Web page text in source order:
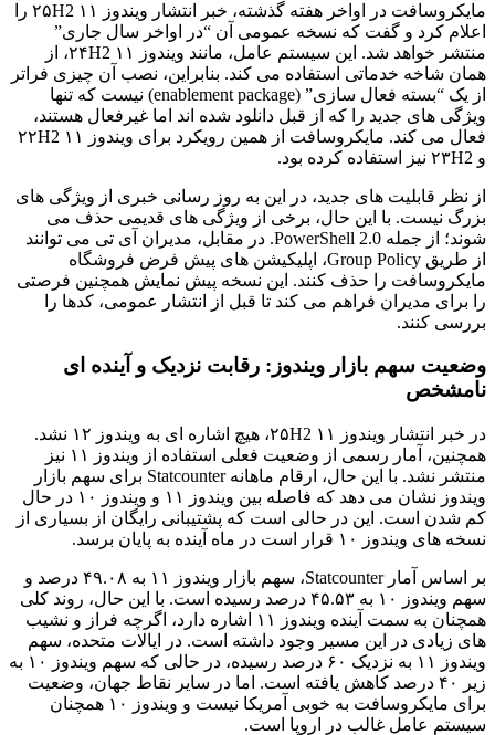
مایکروسافت در اواخر هفته گذشته، خبر انتشار ویندوز ۱۱ ۲۵H2 را
اعلام کرد و گفت که نسخه عمومی آن “در اواخر سال جاری”
منتشر خواهد شد. این سیستم عامل، مانند ویندوز ۱۱ ۲۴H2، از
همان شاخه خدماتی استفاده می کند. بنابراین، نصب آن چیزی فراتر
از یک “بسته فعال سازی” (enablement package) نیست که تنها
ویژگی های جدید را که از قبل دانلود شده اند اما غیرفعال هستند،
فعال می کند. مایکروسافت از همین رویکرد برای ویندوز ۱۱ ۲۲H2
و ۲۳H2 نیز استفاده کرده بود.
از نظر قابلیت های جدید، در این به روز رسانی خبری از ویژگی های
بزرگ نیست. با این حال، برخی از ویژگی های قدیمی حذف می
شوند؛ از جمله PowerShell 2.0. در مقابل، مدیران آی تی می توانند
از طریق Group Policy، اپلیکیشن های پیش فرض فروشگاه
مایکروسافت را حذف کنند. این نسخه پیش نمایش همچنین فرصتی
را برای مدیران فراهم می کند تا قبل از انتشار عمومی، کدها را
بررسی کنند.
وضعیت سهم بازار ویندوز: رقابت نزدیک و آینده ای
نامشخص
در خبر انتشار ویندوز ۱۱ ۲۵H2، هیچ اشاره ای به ویندوز ۱۲ نشد.
همچنین، آمار رسمی از وضعیت فعلی استفاده از ویندوز ۱۱ نیز
منتشر نشد. با این حال، ارقام ماهانه Statcounter برای سهم بازار
ویندوز نشان می دهد که فاصله بین ویندوز ۱۱ و ویندوز ۱۰ در حال
کم شدن است. این در حالی است که پشتیبانی رایگان از بسیاری از
نسخه های ویندوز ۱۰ قرار است در ماه آینده به پایان برسد.
بر اساس آمار Statcounter، سهم بازار ویندوز ۱۱ به ۴۹.۰۸ درصد و
سهم ویندوز ۱۰ به ۴۵.۵۳ درصد رسیده است. با این حال، روند کلی
همچنان به سمت آینده ویندوز ۱۱ اشاره دارد، اگرچه فراز و نشیب
های زیادی در این مسیر وجود داشته است. در ایالات متحده، سهم
ویندوز ۱۱ به نزدیک ۶۰ درصد رسیده، در حالی که سهم ویندوز ۱۰ به
زیر ۴۰ درصد کاهش یافته است. اما در سایر نقاط جهان، وضعیت
برای مایکروسافت به خوبی آمریکا نیست و ویندوز ۱۰ همچنان
سیستم عامل غالب در اروپا است.